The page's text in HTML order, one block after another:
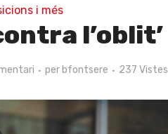
i més
l’oblit’
per bfontsere 237 Vistes